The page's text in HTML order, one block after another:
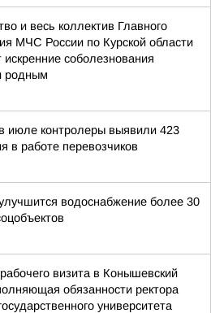
и весь коллектив Главного
МЧС России по Курской области
соболезнования
родным
июле контролеры выявили 423
в работе перевозчиков
водоснабжение более 30
визита в Конышевский
обязанности ректора
университета